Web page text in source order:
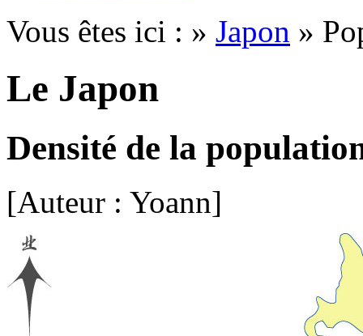
Vous êtes ici : » Japon »
Le Japon
Densité de la
[Auteur : Yoann]